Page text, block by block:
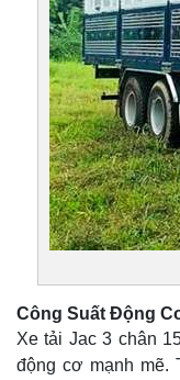
Công Suất Động
Xe tải Jac 3 chân
động cơ mạnh mẽ.